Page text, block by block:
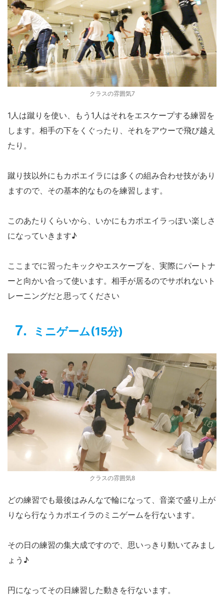
クラスの雰囲気7
1人は蹴りを使い、もう1人はそれをエスケープする練習を
します。相手の下をくぐったり、それをアウーで飛び越え
たり。
蹴り技以外にもカポエイラには多くの組み合わせ技があり
ますので、その基本的なものを練習します。
このあたりくらいから、いかにもカポエイラっぽい楽しさ
になっていきます♪
ここまでに習ったキックやエスケープを、実際にパートナ
ーと向かい合って使います。相手が居るのでサボれないト
レーニングだと思ってください
ミニゲーム(15分)
クラスの雰囲気8
どの練習でも最後はみんなで輪になって、音楽で盛り上が
りなら行なうカポエイラのミニゲームを行ないます。
その日の練習の集大成ですので、思いっきり動いてみまし
ょう♪
円になってその日練習した動きを行ないます。